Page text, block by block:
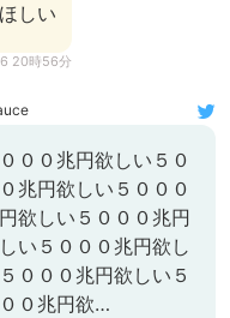
しい
20時56分
００兆円欲しい５０
兆円欲しい５０００
欲しい５０００兆円
い５０００兆円欲し
０００兆円欲しい５
０兆円欲…